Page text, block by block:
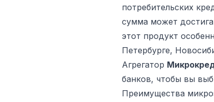
потребительских
сумма может
этот продукт
Петербурге,
Агрегатор
банков, чтобы вы
Преимущества